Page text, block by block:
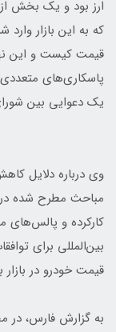
ارز بود و یک بخش
که به این بازار
قیمت کیست و این
پاسکاری‌های
یک دعوایی بین
وی درباره دلایل
مباحث مطرح شده
کارکرده و پالس‌های
بین‌المللی برای
قیمت خودرو در بازار